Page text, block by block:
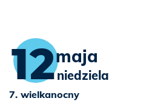
12maja
niedziela
7. wielkanocny